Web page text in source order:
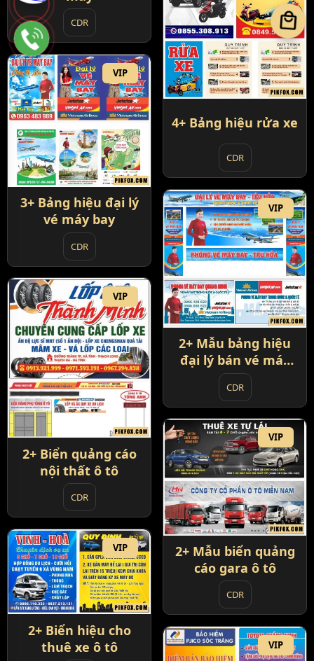
CDR
4+ Bảng hiệu rửa xe
CDR
VIP
3+ Bảng hiệu đại lý
vé máy bay
CDR
VIP
2+ Mẫu bảng hiệu
đại lý bán vé máy
bay
CDR
VIP
2+ Biển quảng cáo
nội thất ô tô
CDR
VIP
2+ Mẫu biển quảng
cáo gara ô tô
CDR
VIP
2+ Biển hiệu cho
thuê xe ô tô
VIP
local_mall